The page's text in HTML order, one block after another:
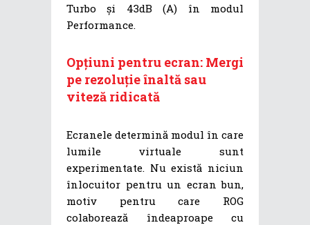
Turbo și 43dB (A) în modul
Performance.
Opțiuni pentru ecran: Mergi
pe rezoluție înaltă sau
viteză ridicată
Ecranele determină modul în care
lumile virtuale sunt
experimentate. Nu există niciun
înlocuitor pentru un ecran bun,
motiv pentru care ROG
colaborează îndeaproape cu